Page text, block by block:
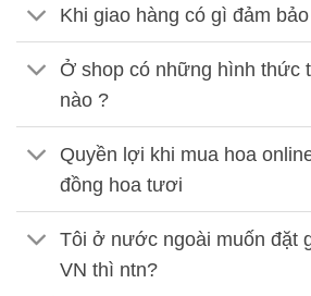
Khi giao hàng có gì đảm
Ở shop có những hình thức
nào ?
Quyền lợi khi mua hoa
đồng hoa tươi
Tôi ở nước ngoài muốn đặt
VN thì ntn?